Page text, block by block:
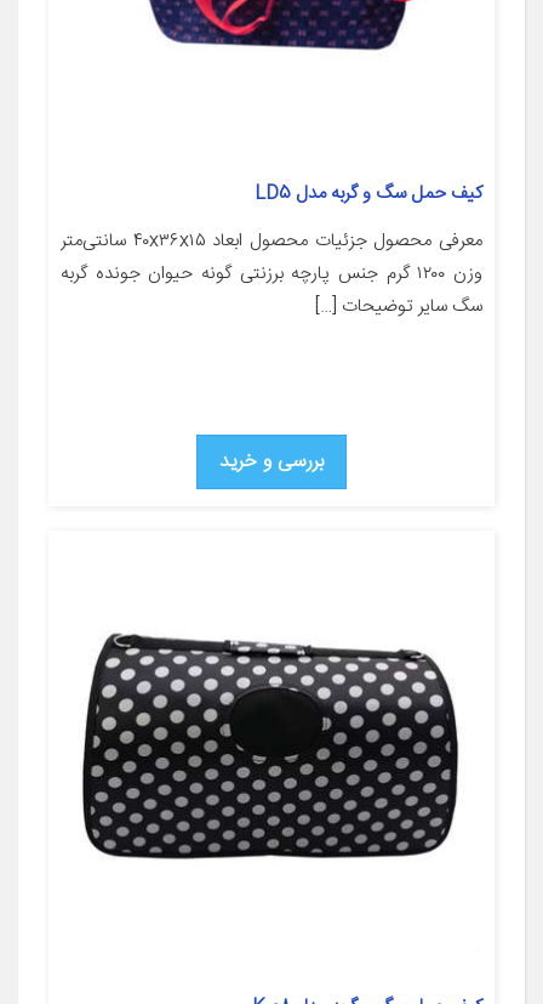
کیف حمل سگ و گربه مدل LD5
معرفی محصول جزئیات محصول ابعاد ۴۰x۳۶x۱۵ سانتی‌متر
وزن ۱۲۰۰ گرم جنس پارچه برزنتی گونه حیوان جونده گربه
سگ سایر توضیحات […]
بررسی و خرید